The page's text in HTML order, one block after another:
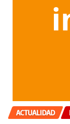
ACTUALIDAD